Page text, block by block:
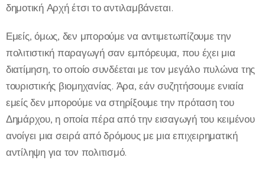
δημοτική Αρχή έτσι το αντιλαμβάνεται.
Εμείς, όμως, δεν μπορούμε να αντιμετωπίζουμε την
πολιτιστική παραγωγή σαν εμπόρευμα, που έχει μια
διατίμηση, το οποίο συνδέεται με τον μεγάλο πυλώνα της
τουριστικής βιομηχανίας. Άρα, εάν συζητήσουμε ενιαία
εμείς δεν μπορούμε να στηρίξουμε την πρόταση του
Δημάρχου, η οποία πέρα από την εισαγωγή του κειμένου
ανοίγει μια σειρά από δρόμους με μια επιχειρηματική
αντίληψη για τον πολιτισμό.